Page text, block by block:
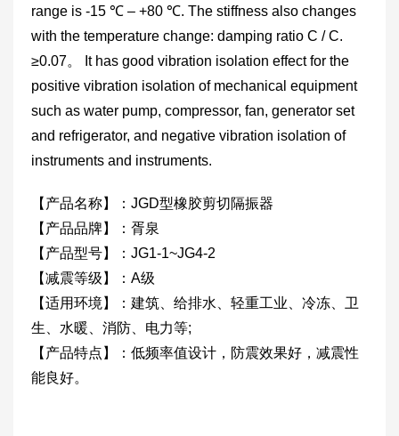
range is -15 ℃ – +80 ℃. The stiffness also changes
with the temperature change: damping ratio C / C.
≥0.07。 It has good vibration isolation effect for the
positive vibration isolation of mechanical equipment
such as water pump, compressor, fan, generator set
and refrigerator, and negative vibration isolation of
instruments and instruments.
【产品名称】：JGD型橡胶剪切隔振器
【产品品牌】：胥泉
【产品型号】：JG1-1~JG4-2
【减震等级】：A级
【适用环境】：建筑、给排水、轻重工业、冷冻、卫
生、水暖、消防、电力等;
【产品特点】：低频率值设计，防震效果好，减震性
能良好。